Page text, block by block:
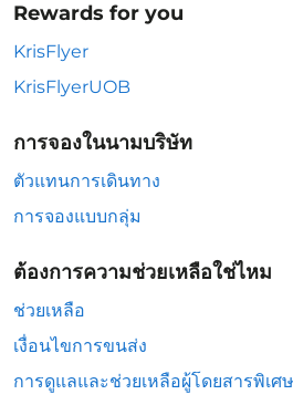
Rewards for you
KrisFlyer
KrisFlyerUOB
การจองในนามบริษัท
ตัวแทนการเดินทาง
การจองแบบกลุ่ม
ต้องการความช่วยเหลือใช่ไหม
ช่วยเหลือ
เงื่อนไขการขนส่ง
การดูแลและช่วยเหลือผู้โดยสารพิเศ